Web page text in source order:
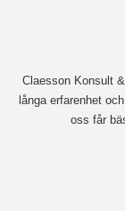
Claesson Konsult
långa erfarenhet
oss får